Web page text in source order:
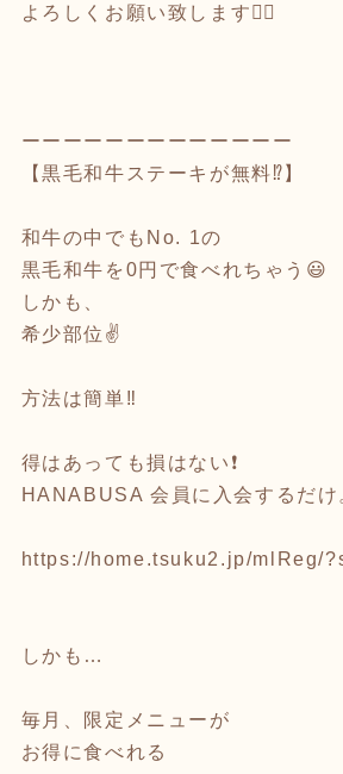
よろしくお願い致します🙇‍♂️
ーーーーーーーーーーーーー
【黒毛和牛ステーキが無料⁉️】
和牛の中でもNo. 1の
黒毛和牛を0円で食べれちゃう😃
しかも、
希少部位✌️
方法は簡単‼️
得はあっても損はない❗️
HANABUSA 会員に入会するだけ
https://home.tsuku2.jp/mlReg/
しかも…
毎月、限定メニューが
お得に食べれる